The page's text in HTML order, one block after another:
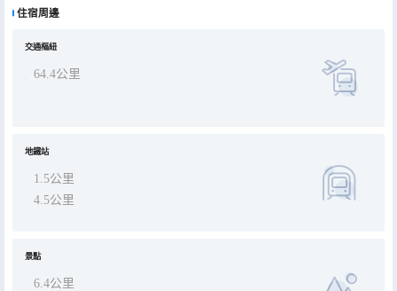
附近美食：酒店附近有出名的楊氏泡腳雞爪、老太婆三活春江湖菜、頭刀菜和萬達夜市特色小吃街等。
住宿周邊
交通樞紐
64.4公里
地鐵站
1.5公里
4.5公里
景點
6.4公里